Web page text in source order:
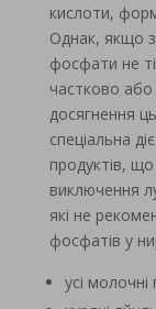
кислоти,
Однак, якщо
фосфати не
частково
досягнення
спеціальна
продуктів,
виключення
які не
фосфатів у
усі молочні